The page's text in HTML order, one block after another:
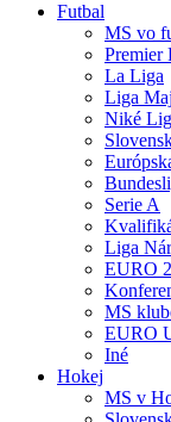
Futbal
MS vo
Premier
La Liga
Liga
Niké
Serie A
Liga
EURO
MS
EURO
Iné
Hokej
MS v